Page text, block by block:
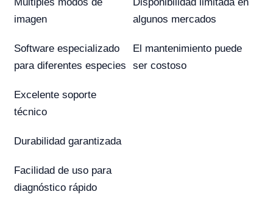
imagen
algunos mercados
Software especializado
para diferentes especies
El mantenimiento puede
ser costoso
Excelente soporte
técnico
Durabilidad garantizada
Facilidad de uso para
diagnóstico rápido